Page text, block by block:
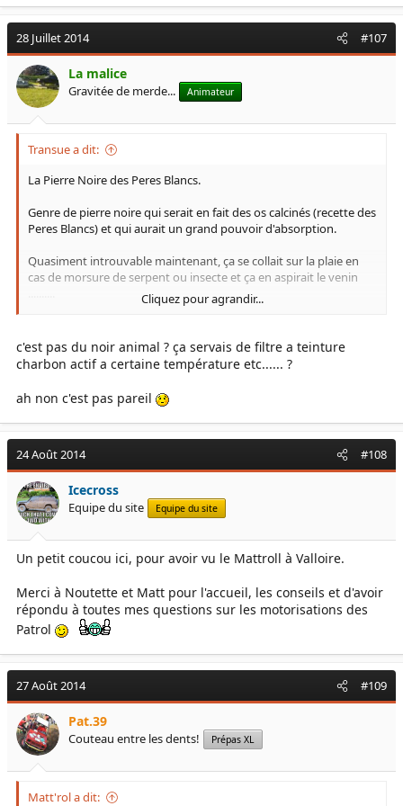
28 Juillet 2014 #107
La malice
Gravitée de merde... Animateur
Transue a dit:
La Pierre Noire des Peres Blancs.
Genre de pierre noire qui serait en fait des os calcinés (recette des
Peres Blancs) et qui aurait un grand pouvoir d'absorption.
Quasiment introuvable maintenant, ça se collait sur la plaie en
cas de morsure de serpent ou insecte et ça en aspirait le venin
Enfin parait il .......moi, je fais pas le beau avec ces bestioles
Mais c'est vrai qu'a " l'époque " ......vu la rareté du truc ............... si
t'avais ça .....t'avais tout .
Enfin, ça faisait partie du folklore mais c'est vrai qu'il y avait des
vieux broussards (ou petits blancs) qui préféraient partir sans
nivaquine que sans pierre noire.
Cliquez pour agrandir...
c'est pas du noir animal ? ça servais de filtre a teinture
charbon actif a certaine température etc...... ?
ah non c'est pas pareil
24 Août 2014 #108
Icecross
Equipe du site Equipe du site
Un petit coucou ici, pour avoir vu le Mattroll à Valloire.
Merci à Noutette et Matt pour l'accueil, les conseils et d'avoir
répondu à toutes mes questions sur les motorisations des
Patrol
27 Août 2014 #109
Pat.39
Couteau entre les dents! Prépas XL
Matt'rol a dit: